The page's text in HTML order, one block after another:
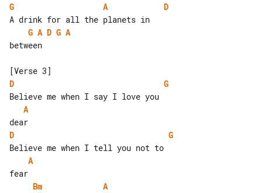
G
A
D
G A D G A
between
D
G
A
D
G
A
Bm
A